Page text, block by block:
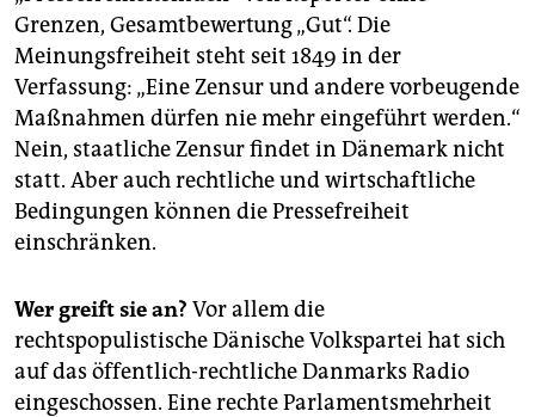
Grenzen, Gesamtbewertung „Gut“. Die
Meinungsfreiheit steht seit 1849 in der
Verfassung: „Eine Zensur und andere vorbeugende
Maßnahmen dürfen nie mehr eingeführt werden.“
Nein, staatliche Zensur findet in Dänemark nicht
statt. Aber auch rechtliche und wirtschaftliche
Bedingungen können die Pressefreiheit
einschränken.
Wer greift sie an? Vor allem die
rechtspopulistische Dänische Volkspartei hat sich
auf das öffentlich-rechtliche Danmarks Radio
eingeschossen. Eine rechte Parlamentsmehrheit